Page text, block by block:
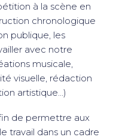
à la scène en
chronologique
publique, les
avec notre
musicale,
visuelle, rédaction
artistique...)
de permettre aux
travail dans un cadre